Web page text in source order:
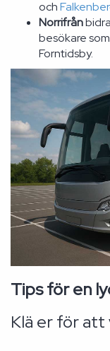
och
Norrifrån
besökare
Forntidsby.
Tips för en
Klä er för att